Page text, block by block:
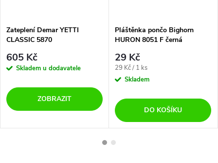
Zateplení Demar YETTI
CLASSIC 5870
605 Kč
Skladem u dodavatele
ZOBRAZIT
Pláštěnka pončo Bighorn
HURON 8051 F černá
29 Kč
Měrná
cena:
29 Kč / 1 ks
Skladem
DO KOŠÍKU